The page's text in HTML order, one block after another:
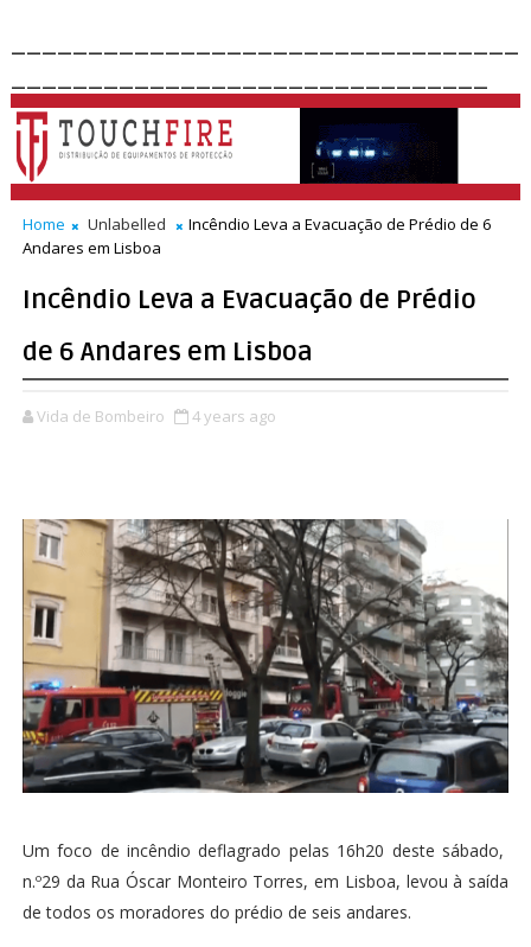
Home Unlabelled
Incêndio Leva a Evacuação de Prédio de 6
Andares em Lisboa
Incêndio Leva a Evacuação de Prédio
de 6 Andares em Lisboa
Vida de Bombeiro 4 years ago
Um foco de incêndio deflagrado pelas 16h20 deste sábado,
n.º29 da Rua Óscar Monteiro Torres, em Lisboa, levou à saída
de todos os moradores do prédio de seis andares.